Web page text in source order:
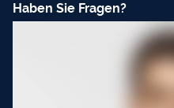
Haben Sie Fragen?